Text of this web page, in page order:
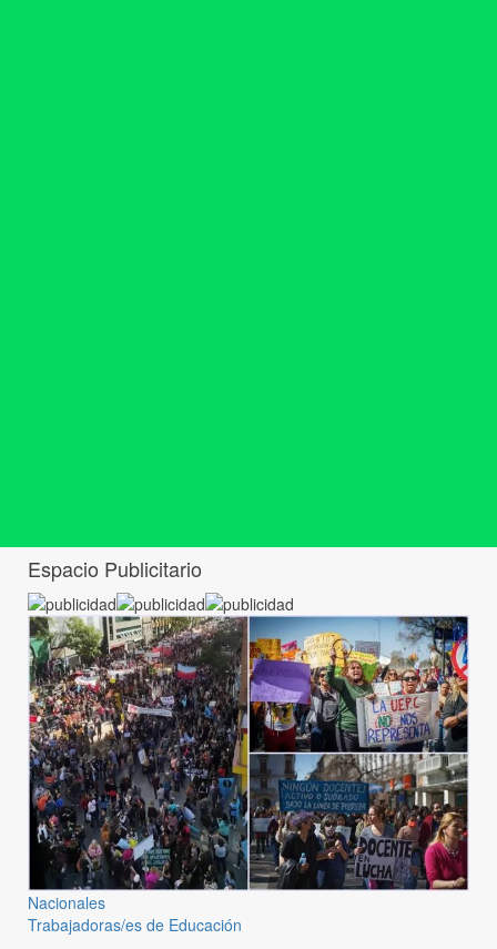
Espacio Publicitario
Nacionales
Trabajadoras/es de Educación